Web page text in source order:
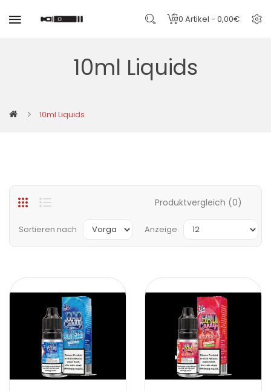
0 Artikel - 0,00€
10ml Liquids
10ml Liquids
Produktvergleich (0)
Sortieren nach Anzeige